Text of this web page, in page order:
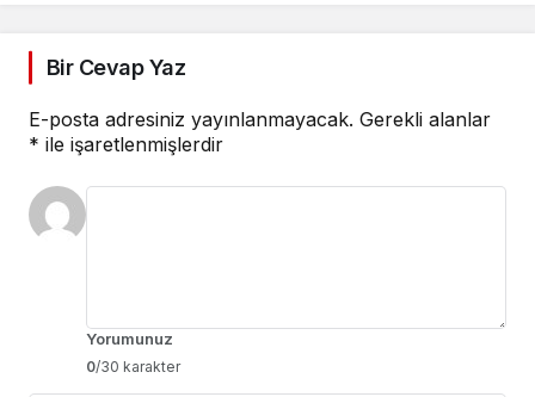
Bir Cevap Yaz
E-posta adresiniz yayınlanmayacak. Gerekli alanlar
* ile işaretlenmişlerdir
Yorumunuz
0/30 karakter